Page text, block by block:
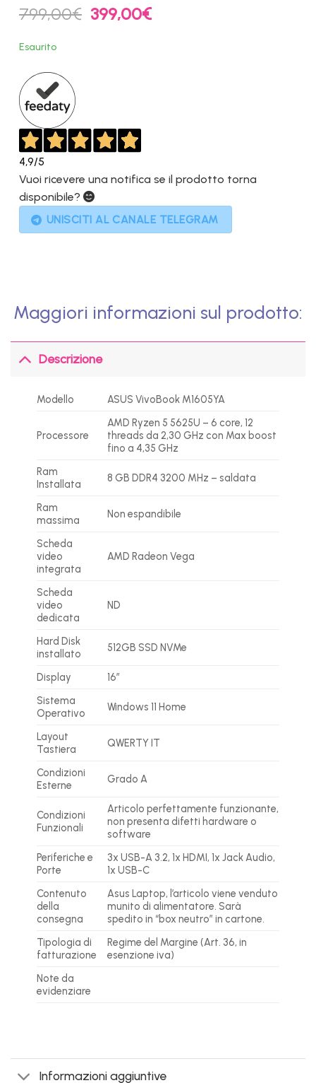
799,00€ Il
prezzo
399,00€Il
Esaurito
4,9/5
Vuoi ricevere una notifica se il prodotto torna
disponibile?
UNISCITI AL CANALE TELEGRAM
Maggiori informazioni sul prodotto:
Descrizione
Modello ASUS VivoBook M1605YA
Processore
AMD Ryzen 5 5625U – 6 core, 12
threads da 2,30 GHz con Max boost
fino a 4,35 GHz
Ram
Installata
8 GB DDR4 3200 MHz – saldata
Ram
massima
Non espandibile
Scheda
video
integrata
AMD Radeon Vega
Scheda
video
dedicata
ND
Hard Disk
installato
512GB SSD NVMe
Display
16″
Sistema
Operativo
Windows 11 Home
Layout
Tastiera
QWERTY IT
Condizioni
Esterne
Grado A
Condizioni
Funzionali
Articolo perfettamente funzionante,
non presenta difetti hardware o
software
Periferiche e
Porte
3x USB-A 3.2, 1x HDMI, 1x Jack Audio,
1x USB-C
Contenuto
della
consegna
Asus Laptop, l’articolo viene venduto
munito di alimentatore. Sarà
spedito in “box neutro” in cartone.
Tipologia di
fatturazione
Regime del Margine (Art. 36, in
esenzione iva)
Note da
evidenziare
Informazioni aggiuntive